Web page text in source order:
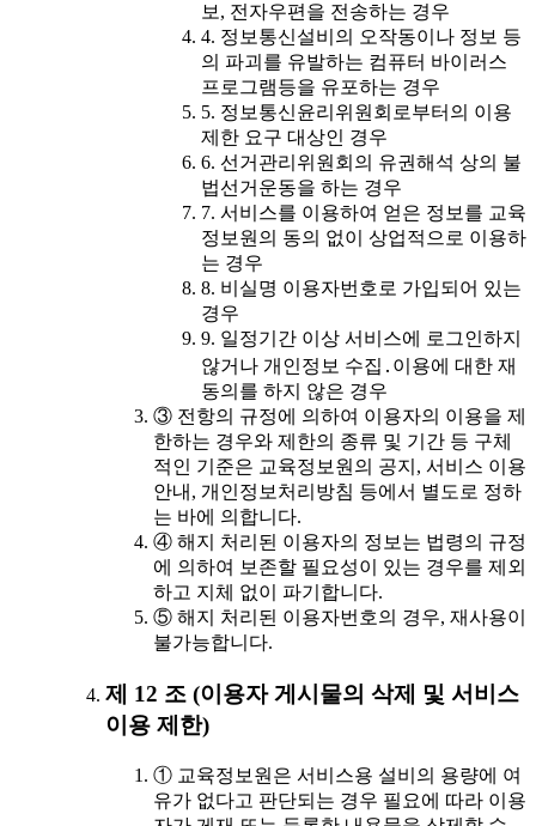
보, 전자우편을 전송하는 경우
4. 정보통신설비의 오작동이나 정보 등
의 파괴를 유발하는 컴퓨터 바이러스
프로그램등을 유포하는 경우
5. 정보통신윤리위원회로부터의 이용
제한 요구 대상인 경우
6. 선거관리위원회의 유권해석 상의 불
법선거운동을 하는 경우
7. 서비스를 이용하여 얻은 정보를 교육
정보원의 동의 없이 상업적으로 이용하
는 경우
8. 비실명 이용자번호로 가입되어 있는
경우
9. 일정기간 이상 서비스에 로그인하지
않거나 개인정보 수집․이용에 대한 재
동의를 하지 않은 경우
③ 전항의 규정에 의하여 이용자의 이용을 제
한하는 경우와 제한의 종류 및 기간 등 구체
적인 기준은 교육정보원의 공지, 서비스 이용
안내, 개인정보처리방침 등에서 별도로 정하
는 바에 의합니다.
④ 해지 처리된 이용자의 정보는 법령의 규정
에 의하여 보존할 필요성이 있는 경우를 제외
하고 지체 없이 파기합니다.
⑤ 해지 처리된 이용자번호의 경우, 재사용이
불가능합니다.
제 12 조 (이용자 게시물의 삭제 및 서비스
이용 제한)
① 교육정보원은 서비스용 설비의 용량에 여
유가 없다고 판단되는 경우 필요에 따라 이용